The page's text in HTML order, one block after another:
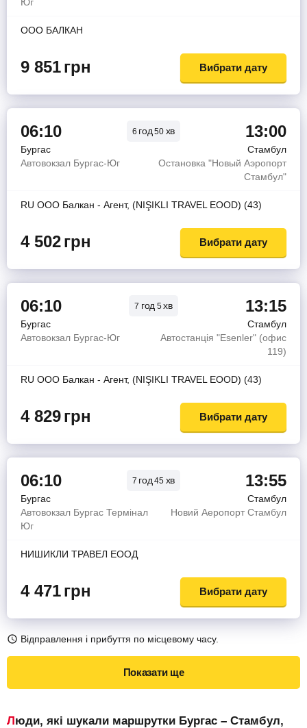
ООО БАЛКАН
9 851грн Вибрати дату
06:10 6 год50 хв 13:00
Бургас
Стамбул
Автовокзал Бургас-Юг
Остановка "Новый Аэропорт
Стамбул"
RU ООО Балкан - Агент, (NIŞIKLI TRAVEL EOOD) (43)
4 502грн Вибрати дату
06:10 7 год 5хв 13:15
Бургас
Стамбул
Автовокзал Бургас-Юг
Автостанція "Esenler" (офис
119)
RU ООО Балкан - Агент, (NIŞIKLI TRAVEL EOOD) (43)
4 829грн Вибрати дату
06:10 7 год45 хв 13:55
Бургас
Стамбул
Автовокзал Бургас Термінал
Юг
Новий Аеропорт Стамбул
НИШИКЛИ ТРАВЕЛ ЕООД
4 471грн Вибрати дату
Відправлення і прибуття по місцевому часу.
Показати ще
Люди, які шукали маршрутки Бургас – Стамбул,